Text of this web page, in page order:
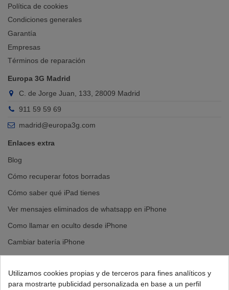
Política de cookies
Condiciones generales
Garantía
Empresas
Términos de reparación
Europa 3G Madrid
C. de Jorge Juan, 133, 28009 Madrid
911 59 59 69
madrid@europa3g.com
Enlaces extra
Blog
Cómo recuperar fotos borradas
Cómo saber qué iPad tienes
Ver mensajes eliminados de whatsapp en iPhone
Como llamar en oculto desde iPhone
Cambiar batería iPhone
Utilizamos cookies propias y de terceros para fines analíticos y
para mostrarte publicidad personalizada en base a un perfil